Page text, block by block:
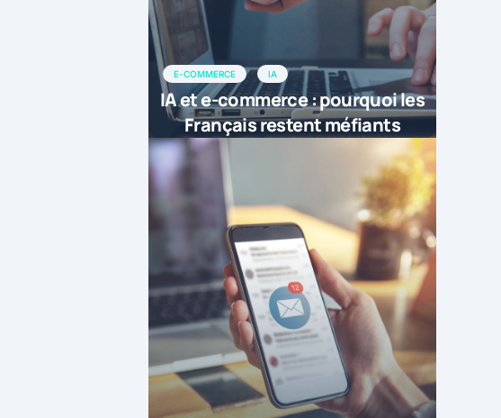
E-COMMERCE IA
IA et e-commerce : pourquoi les
Français restent méfiants